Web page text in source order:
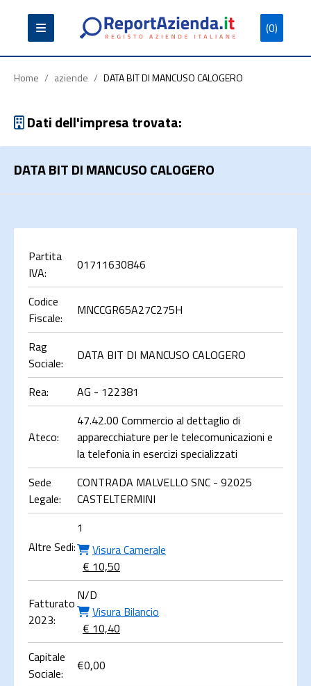
(0)
Partita
Iva
Codice
Fiscale
Ragione
Sociale
Cerca
Home / aziende / DATA BIT DI MANCUSO CALOGERO
Dati dell'impresa trovata:
DATA BIT DI MANCUSO CALOGERO
Partita
IVA:
01711630846
Codice
Fiscale:
MNCCGR65A27C275H
Rag
Sociale:
DATA BIT DI MANCUSO CALOGERO
Rea: AG - 122381
Ateco:
47.42.00 Commercio al dettaglio di
apparecchiature per le telecomunicazioni e
la telefonia in esercizi specializzati
Sede
Legale:
CONTRADA MALVELLO SNC - 92025
CASTELTERMINI
Altre Sedi:
1
Visura Camerale
€ 10,50
Fatturato
2023:
N/D
Visura Bilancio
€ 10,40
Capitale
Sociale:
€0,00